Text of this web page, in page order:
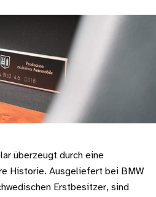
überzeugt durch eine
Historie. Ausgeliefert bei BMW
Erstbesitzer, sind